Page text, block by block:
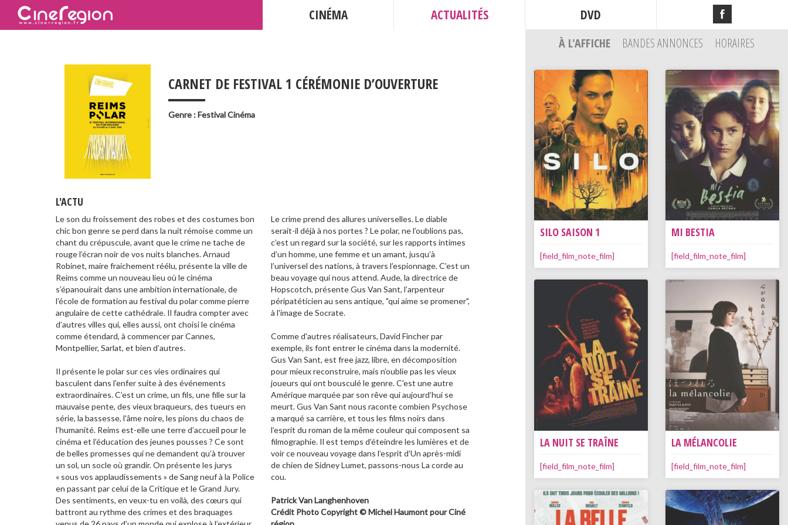
CINÉMA ACTUALITÉS DVD
CARNET DE FESTIVAL 1 CÉRÉMONIE D’OUVERTURE
___
Genre : Festival Cinéma
L'ACTU
Le son du froissement des robes et des costumes bon
chic bon genre se perd dans la nuit rémoise comme un
chant du crépuscule, avant que le crime ne tache de
rouge l’écran noir de vos nuits blanches. Arnaud
Robinet, maire fraichement réélu, présente la ville de
Reims comme un nouveau lieu où le cinéma
s’épanouirait dans une ambition internationale, de
l’école de formation au festival du polar comme pierre
angulaire de cette cathédrale. Il faudra compter avec
d’autres villes qui, elles aussi, ont choisi le cinéma
comme étendard, à commencer par Cannes,
Montpellier, Sarlat, et bien d’autres.
Il présente le polar sur ces vies ordinaires qui
basculent dans l’enfer suite à des événements
extraordinaires. C’est un crime, un fils, une fille sur la
mauvaise pente, des vieux braqueurs, des tueurs en
série, la bassesse, l'âme noire, les pions du chaos de
l’humanité. Reims est-elle une terre d’accueil pour le
cinéma et l’éducation des jeunes pousses ? Ce sont
de belles promesses qui ne demandent qu’à trouver
un sol, un socle où grandir. On présente les jurys
« sous vos applaudissements » de Sang neuf à la Police
en passant par celui de la Critique et le Grand Jury.
Des sentiments, en veux-tu en voilà, des cœurs qui
battront au rythme des crimes et des braquages
Le crime prend des allures universelles. Le diable
serait-il déjà à nos portes ? Le polar, ne l’oublions pas,
c’est un regard sur la société, sur les rapports intimes
d’un homme, une femme et un amant, jusqu’à
l’universel des nations, à travers l’espionnage. C’est un
beau voyage qui nous attend. Aude, la directrice de
Hopscotch, présente Gus Van Sant, l’arpenteur
péripatéticien au sens antique, "qui aime se promener",
à l'image de Socrate.
Comme d'autres réalisateurs, David Fincher par
exemple, ils font entrer le cinéma dans la modernité.
Gus Van Sant, est free jazz, libre, en décomposition
pour mieux reconstruire, mais n’oublie pas les vieux
joueurs qui ont bousculé le genre. C'est une autre
Amérique marquée par son rêve qui aujourd’hui se
meurt. Gus Van Sant nous raconte combien Psychose
a marqué sa carrière, et tous les films noirs dans
l’esprit du roman de la même couleur qui composent sa
filmographie. Il est temps d’éteindre les lumières et de
voir ce nouveau voyage dans l’esprit d’Un après-midi
de chien de Sidney Lumet, passons-nous La corde au
cou.
Patrick Van Langhenhoven
Crédit Photo Copyright © Michel Haumont pour Ciné
À L'AFFICHE BANDES ANNONCES HORAIRES
SILO SAISON 1
[field_film_note_film]
MI BESTIA
[field_film_note_film]
LA NUIT SE TRAÎNE
[field_film_note_film]
LA MÉLANCOLIE
[field_film_note_film]